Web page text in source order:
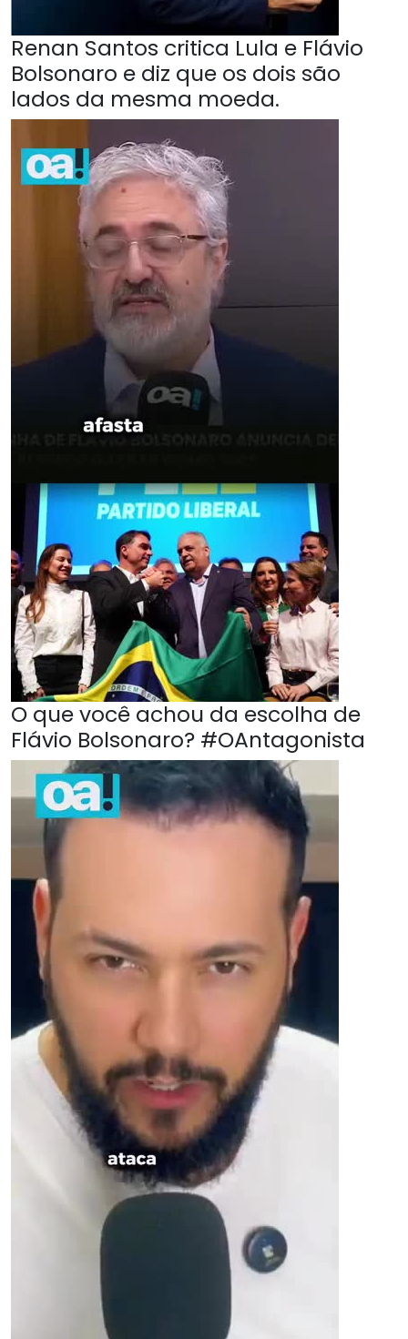
Renan Santos critica Lula e Flávio
Bolsonaro e diz que os dois são
lados da mesma moeda.
O que você achou da escolha de
Flávio Bolsonaro? #OAntagonista